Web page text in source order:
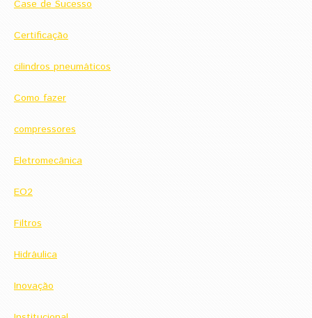
Case de Sucesso
Certificação
cilindros pneumáticos
Como fazer
compressores
Eletromecânica
EO2
Filtros
Hidráulica
Inovação